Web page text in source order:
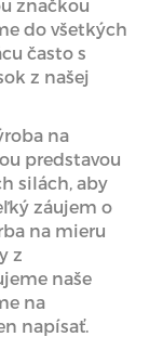
značkou
do všetkých
často s
z našej
na
predstavou
silách, aby
záujem o
na mieru
z
naše
na
napísať.